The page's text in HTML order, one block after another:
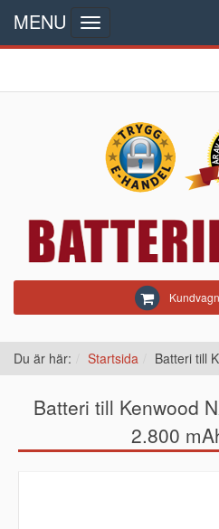
MENU
Toggle
navigation
Du är här: Startsida Batteri till
Batteri till Kenwood
2.800